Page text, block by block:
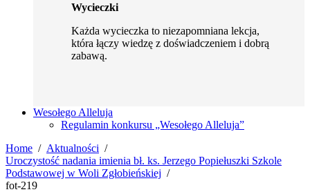
Wycieczki
Każda wycieczka to niezapomniana lekcja,
która łączy wiedzę z doświadczeniem i dobrą
zabawą.
Wesołego Alleluja
Regulamin konkursu „Wesołego Alleluja”
Home
Aktualności
Uroczystość nadania imienia bł. ks. Jerzego Popiełuszki Szkole
Podstawowej w Woli Zgłobieńskiej
fot-219